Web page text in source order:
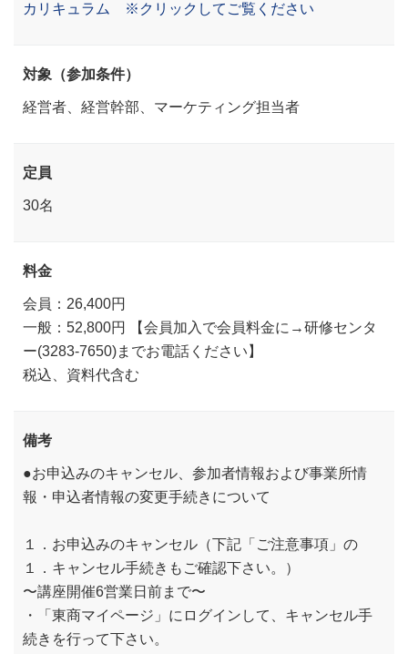
カリキュラム ※クリックしてご覧ください
対象（参加条件）
経営者、経営幹部、マーケティング担当者
定員
30名
料金
会員：26,400円
一般：52,800円 【会員加入で会員料金に→研修センタ
ー(3283-7650)までお電話ください】
税込、資料代含む
備考
●お申込みのキャンセル、参加者情報および事業所情
報・申込者情報の変更手続きについて
１．お申込みのキャンセル（下記「ご注意事項」の
１．キャンセル手続きもご確認下さい。）
〜講座開催6営業日前まで〜
・「東商マイページ」にログインして、キャンセル手
続きを行って下さい。